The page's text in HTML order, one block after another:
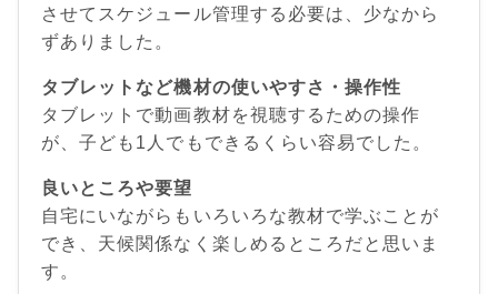
させてスケジュール管理する必要は、少なから
ずありました。
タブレットなど機材の使いやすさ・操作性
タブレットで動画教材を視聴するための操作
が、子ども1人でもできるくらい容易でした。
良いところや要望
自宅にいながらもいろいろな教材で学ぶことが
でき、天候関係なく楽しめるところだと思いま
す。